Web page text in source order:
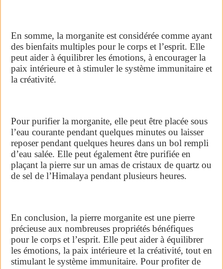
En somme, la morganite est considérée comme ayant
des bienfaits multiples pour le corps et l’esprit. Elle
peut aider à équilibrer les émotions, à encourager la
paix intérieure et à stimuler le système immunitaire et
la créativité.
Pour purifier la morganite, elle peut être placée sous
l’eau courante pendant quelques minutes ou laisser
reposer pendant quelques heures dans un bol rempli
d’eau salée. Elle peut également être purifiée en
plaçant la pierre sur un amas de cristaux de quartz ou
de sel de l’Himalaya pendant plusieurs heures.
En conclusion, la pierre morganite est une pierre
précieuse aux nombreuses propriétés bénéfiques
pour le corps et l’esprit. Elle peut aider à équilibrer
les émotions, la paix intérieure et la créativité, tout en
stimulant le système immunitaire. Pour profiter de